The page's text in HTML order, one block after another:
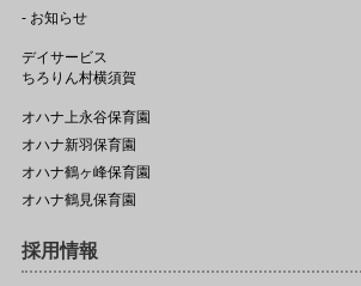
- お知らせ
デイサービス
ちろりん村横須賀
オハナ上永谷保育園
オハナ新羽保育園
オハナ鶴ヶ峰保育園
オハナ鶴見保育園
採用情報